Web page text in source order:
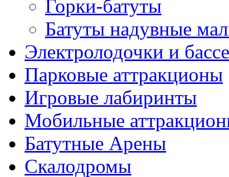
Горки-батуты
Батуты надувные
Электролодочки и
Парковые аттракционы
Игровые лабиринты
Мобильные
Батутные Арены
Скалодромы